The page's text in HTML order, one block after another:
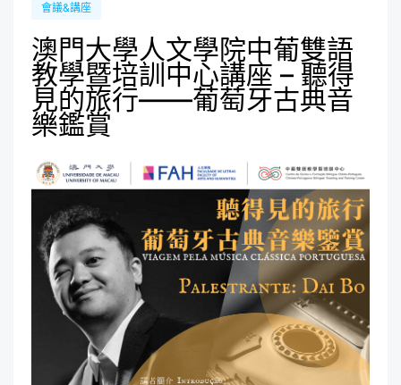
會議&講座
澳門大學人文學院中葡雙語
教學暨培訓中心講座 – 聽得
見的旅行——葡萄牙古典音
樂鑑賞